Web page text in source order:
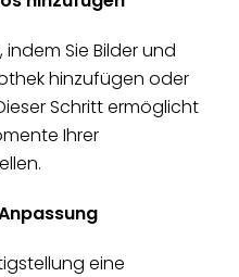
indem Sie Bilder und
hinzufügen oder
Schritt ermöglicht
Ihrer
eine